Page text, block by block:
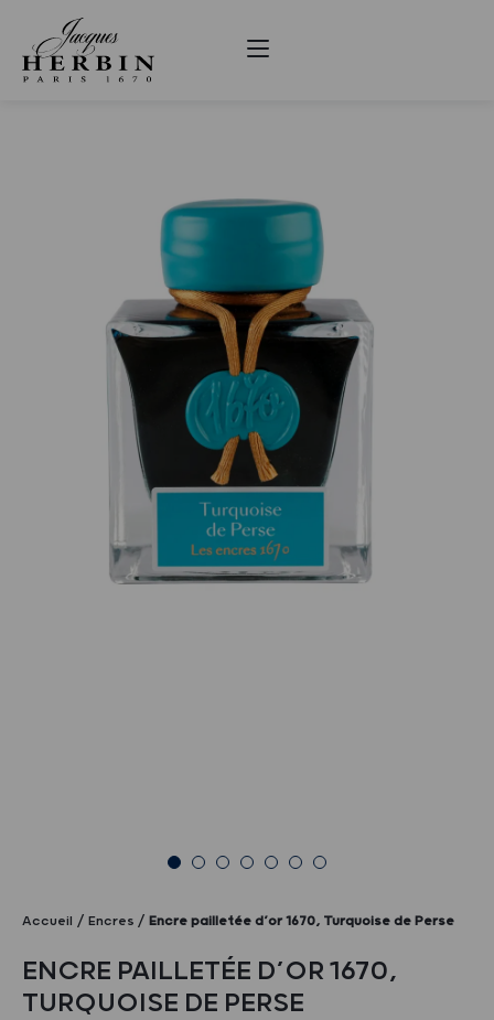
Accueil Encres Encre pailletée d’or 1670, Turquoise de Perse
ENCRE PAILLETÉE D’OR 1670,
TURQUOISE DE PERSE